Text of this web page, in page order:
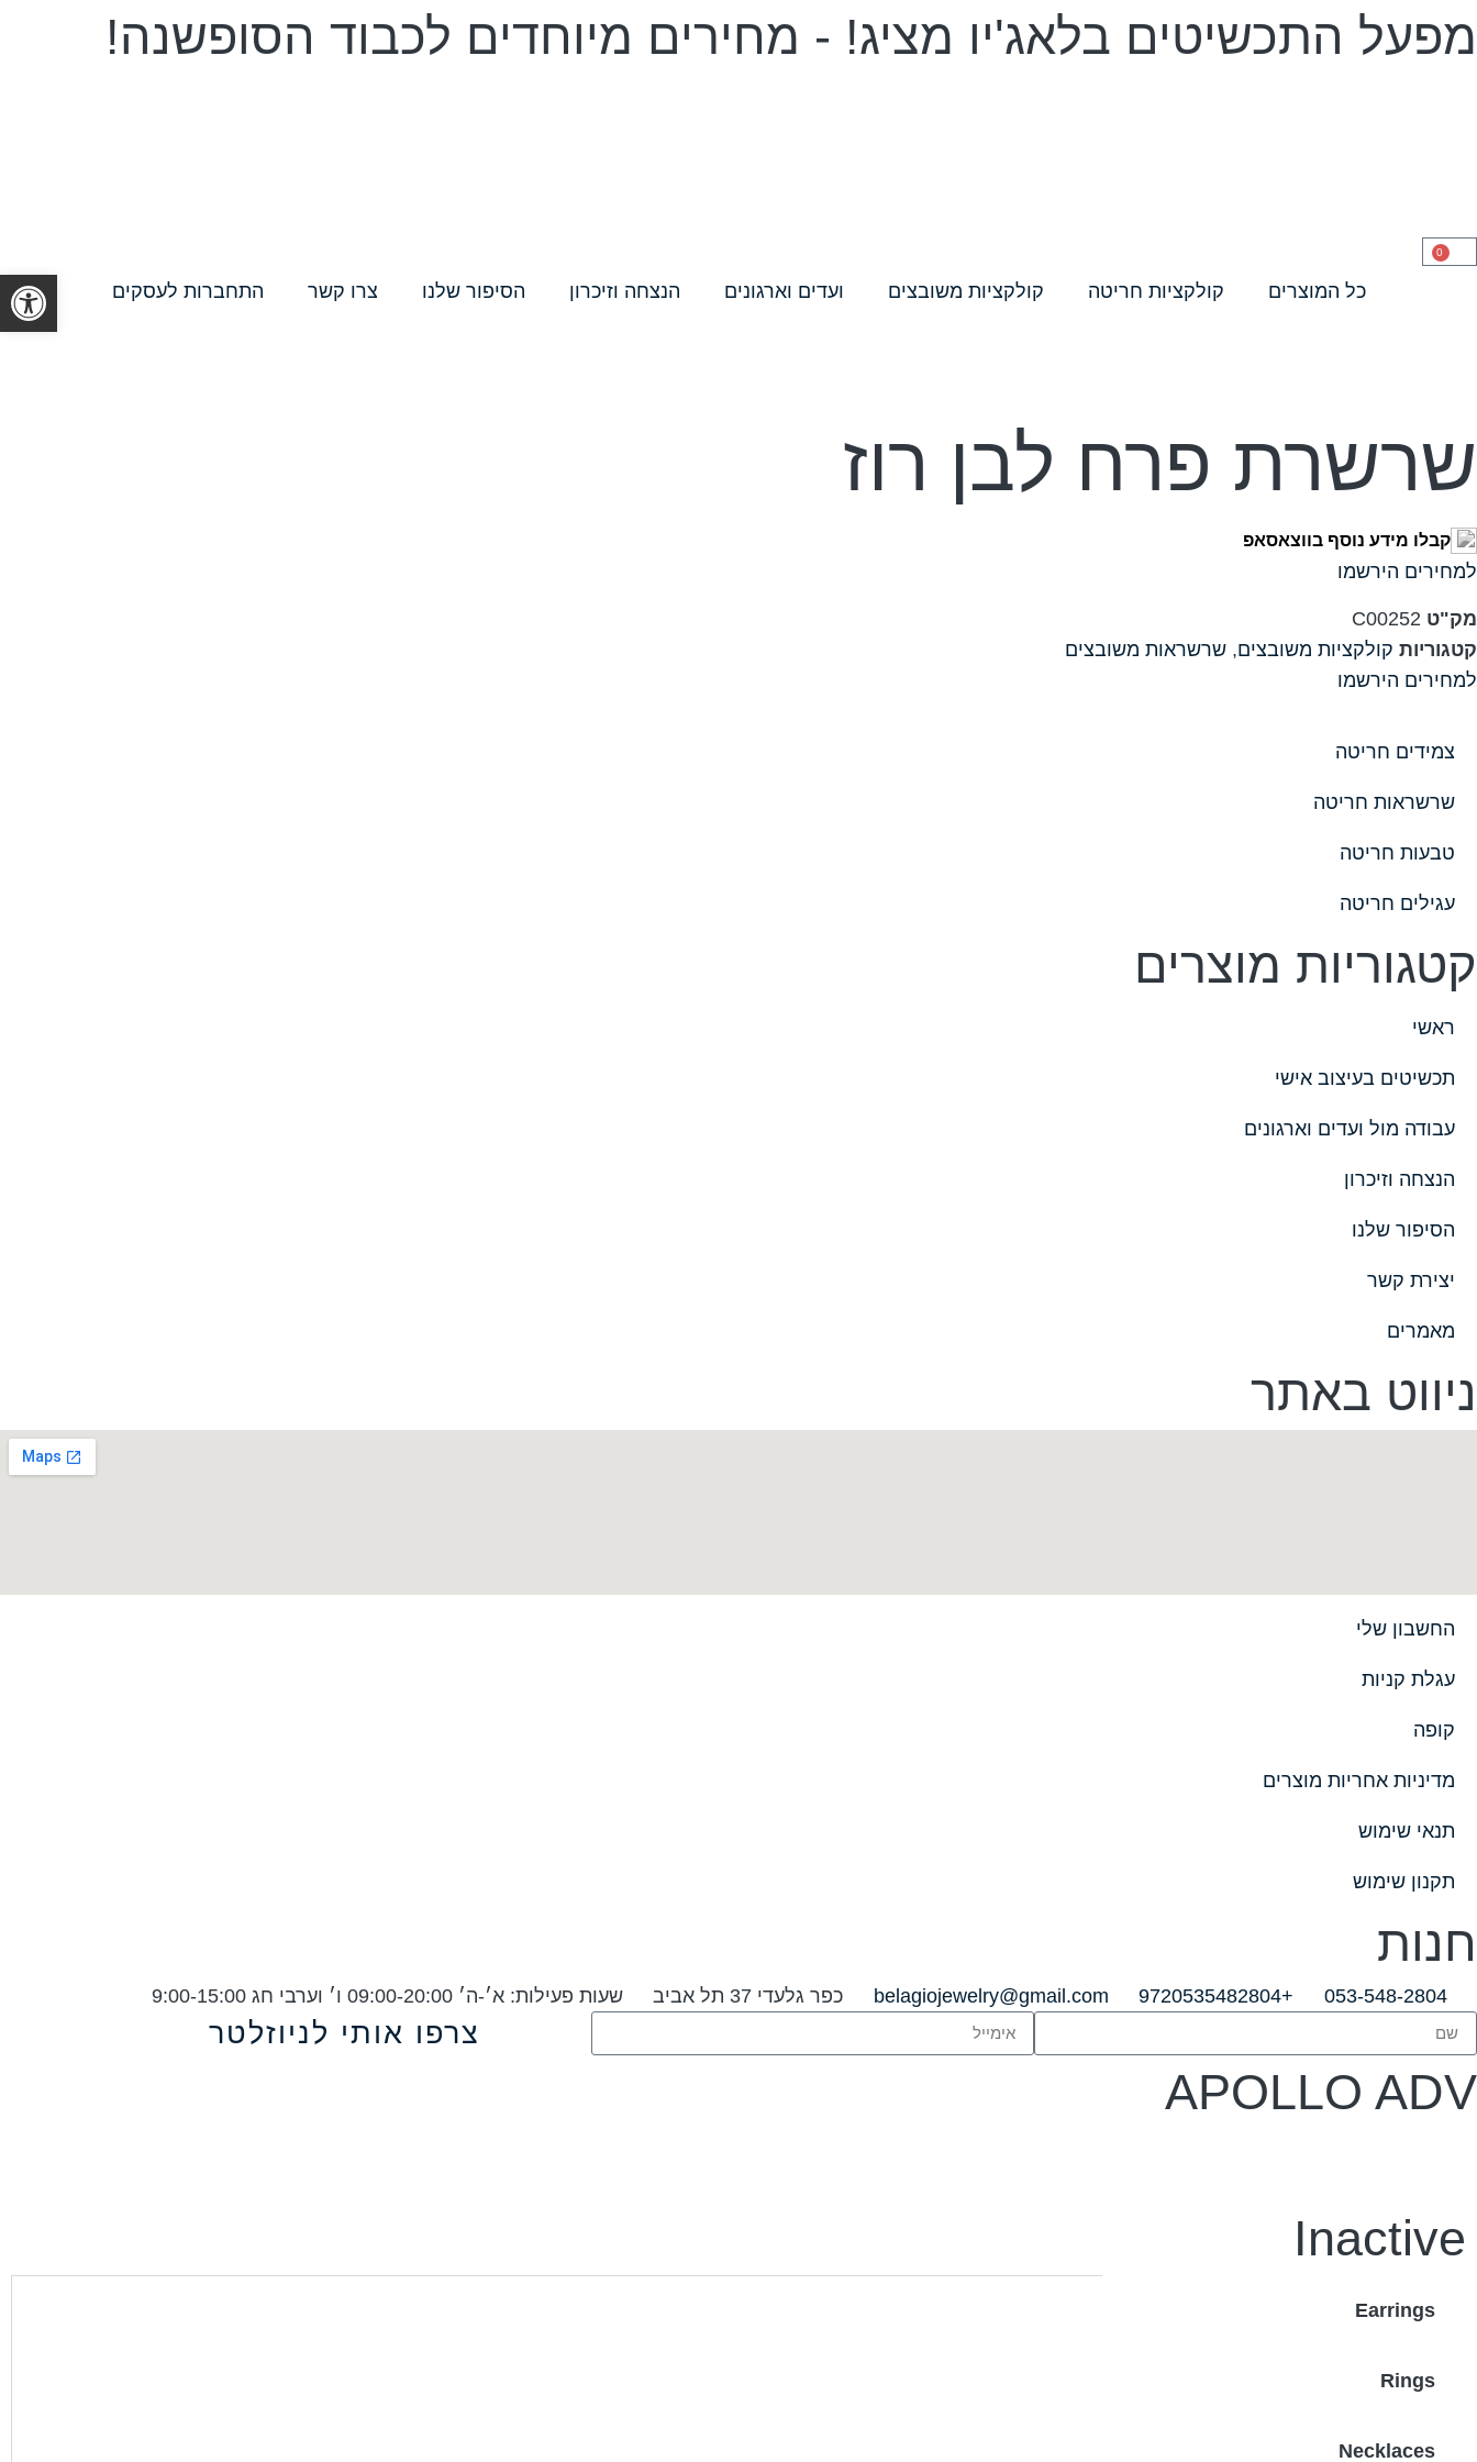
מפעל התכשיטים בלאג'יו מציג! - מחירים מיוחדים לכבוד הסופשנה!
0
כל המוצרים קולקציות חריטה קולקציות משובצים ועדים וארגונים הנצחה וזיכרון הסיפור שלנו צרו קשר התחברות לעסקים
שרשרת פרח לבן רוז
קבלו מידע נוסף בווצאסאפ
למחירים הירשמו
מק"ט C00252
קטגוריות קולקציות משובצים, שרשראות משובצים
למחירים הירשמו
צמידים חריטה
שרשראות חריטה
טבעות חריטה
עגילים חריטה
קטגוריות מוצרים
ראשי
תכשיטים בעיצוב אישי
עבודה מול ועדים וארגונים
הנצחה וזיכרון
הסיפור שלנו
יצירת קשר
מאמרים
ניווט באתר
החשבון שלי
עגלת קניות
קופה
מדיניות אחריות מוצרים
תנאי שימוש
תקנון שימוש
חנות
053-548-2804
+9720535482804
belagiojewelry@gmail.com כפר גלעדי 37 תל אביב שעות פעילות: א׳-ה׳ 09:00-20:00 ו׳ וערבי חג 9:00-15:00
צרפו אותי לניוזלטר
APOLLO ADV
Inactive
Earrings
Rings
Necklaces
פתח